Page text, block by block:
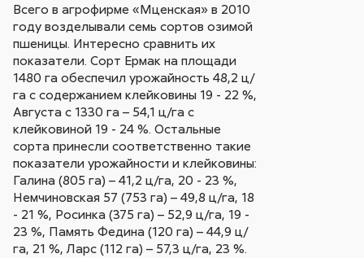
Всего в агрофирме «Мценская» в 2010
году возделывали семь сортов озимой
пшеницы. Интересно сравнить их
показатели. Сорт Ермак на площади
1480 га обеспечил урожайность 48,2 ц/
га с содержанием клейковины 19 - 22 %,
Августа с 1330 га – 54,1 ц/га с
клейковиной 19 - 24 %. Остальные
сорта принесли соответственно такие
показатели урожайности и клейковины:
Галина (805 га) – 41,2 ц/га, 20 - 23 %,
Немчиновская 57 (753 га) – 49,8 ц/га, 18
- 21 %, Росинка (375 га) – 52,9 ц/га, 19 -
23 %, Память Федина (120 га) – 44,9 ц/
га, 21 %, Ларс (112 га) – 57,3 ц/га, 23 %.